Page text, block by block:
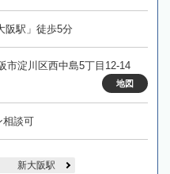
阪駅」徒歩5分
市淀川区西中島5丁目12-14
地図
相談可
新大阪駅